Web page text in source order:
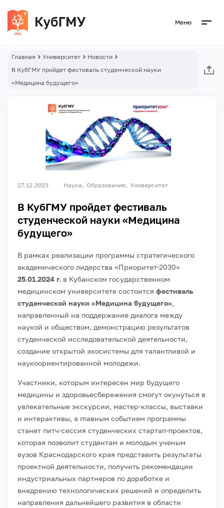
Меню
Главная Университет
Новости
В КубГМУ пройдет фестиваль студенческой науки
«Медицина будущего»
27.12.2023 Наука Образование Университет
В КубГМУ пройдет фестиваль
студенческой науки «Медицина
будущего»
В рамках реализации программы стратегического
академического лидерства «Приоритет-2030»
25.01.2024 г. в Кубанском государственном
медицинском университете состоится фестиваль
студенческой науки «Медицина будущего»,
направленный на поддержание диалога между
наукой и обществом, демонстрацию результатов
студенческой исследовательской деятельности,
создание открытой экосистемы для талантливой и
наукоориентированной молодежи.
Участники, которым интересен мир будущего
медицины и здоровьесбережения смогут окунуться в
увлекательные экскурсии, мастер-классы, выставки
и интерактивы, а главным событием программы
станет питч-сессия студенческих стартап-проектов,
которая позволит студентам и молодым ученым
вузов Краснодарского края представить результаты
проектной деятельности, получить рекомендации
индустриальных партнеров по доработке и
внедрению технологических решений и определить
направления дальнейшего развития в области